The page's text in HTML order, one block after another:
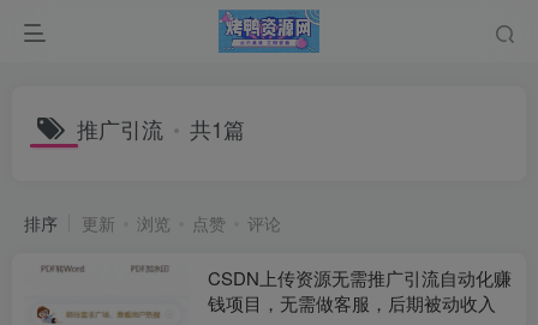
推广引流 共1篇
排序 更新 浏览 点赞 评论
CSDN上传资源无需推广引流自动化赚
钱项目，无需做客服，后期被动收入